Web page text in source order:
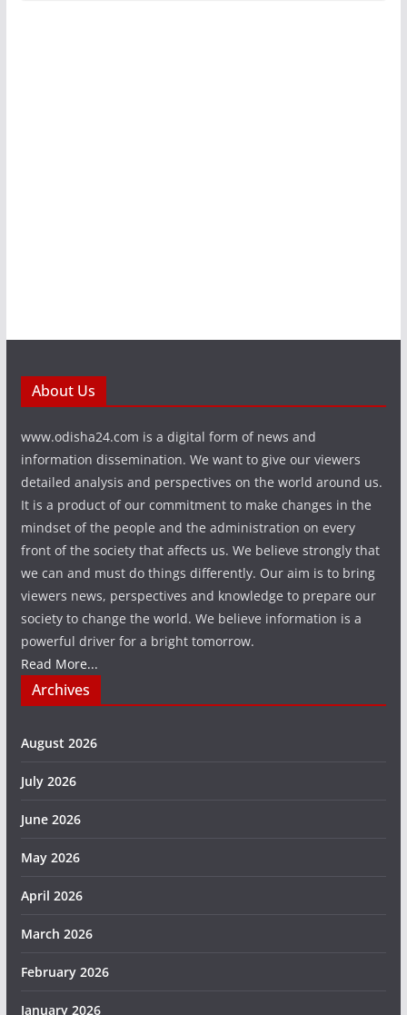
About Us
www.odisha24.com is a digital form of news and
information dissemination. We want to give our viewers
detailed analysis and perspectives on the world around us.
It is a product of our commitment to make changes in the
mindset of the people and the administration on every
front of the society that affects us. We believe strongly that
we can and must do things differently. Our aim is to bring
viewers news, perspectives and knowledge to prepare our
society to change the world. We believe information is a
powerful driver for a bright tomorrow.
Read More...
Archives
August 2026
July 2026
June 2026
May 2026
April 2026
March 2026
February 2026
January 2026